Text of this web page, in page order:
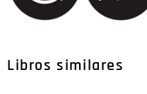
Libros similares